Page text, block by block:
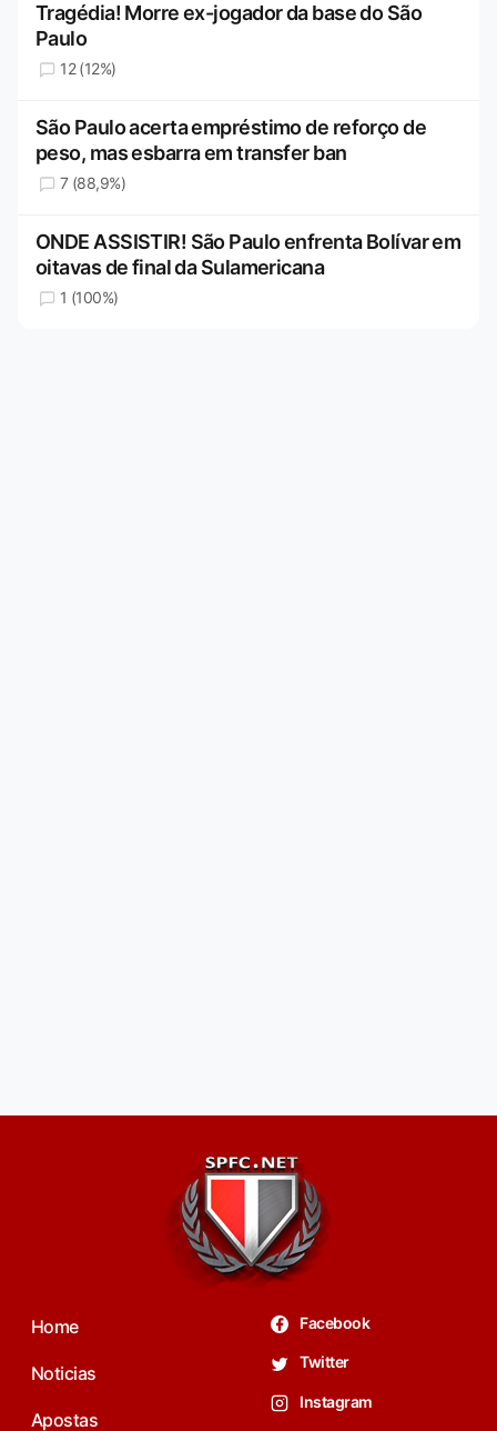
Tragédia! Morre ex-jogador da base do São
Paulo
12 (12%)
São Paulo acerta empréstimo de reforço de
peso, mas esbarra em transfer ban
7 (88,9%)
ONDE ASSISTIR! São Paulo enfrenta Bolívar em
oitavas de final da Sulamericana
1 (100%)
Home
Noticias
Apostas
Facebook
Twitter
Instagram